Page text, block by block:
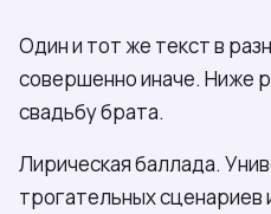
Один и тот же текст в
совершенно иначе. Ниже
свадьбу брата.
Лирическая баллада.
трогательных сценариев